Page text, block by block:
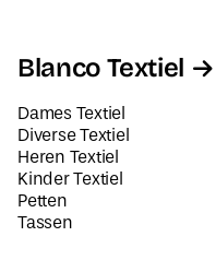
Blanco Textiel
Dames Textiel
Diverse Textiel
Heren Textiel
Kinder Textiel
Petten
Tassen